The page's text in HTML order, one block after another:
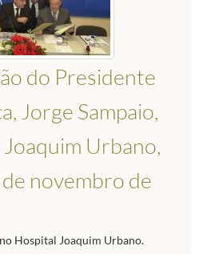
do Presidente
Jorge Sampaio,
Urbano,
novembro de
Hospital Joaquim Urbano.